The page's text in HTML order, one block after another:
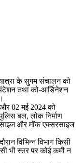
यात्रा के सुगम संचालन को
तथा को-आर्डिनेशन
02 मई 2024 को
बल, लोक निर्माण
और मॉक एक्सरसाइज
विभिन्न विभाग किसी
भी स्तर पर कोई कमी न